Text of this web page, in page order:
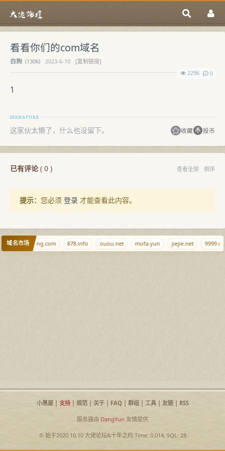
看看你们的com域名
白狗 (1306) 2023-6-10
[复制链接]
2296
0
1
这家伙太懒了，什么也没留下。 收藏 投币
已有评论( 0 ) 查看全部 倒序
提示： 您必须 登录 才能查看此内容。
域名市场
haodaohang.com 878.info ouou.net mofa.yun jiejie.net
小黑屋| 支持| 规范| 关于| FAQ| 群组| 工具| 友链| RSS
服务器由 DangYun 友情提供
© 始于2020.10.10 大佬论坛&十年之约Time: 0.014, SQL: 28